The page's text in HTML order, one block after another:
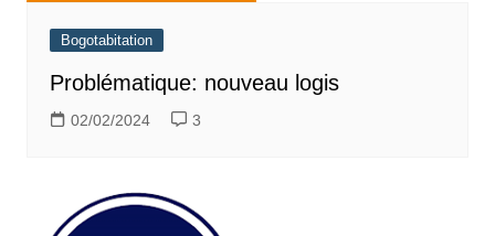
Bogotabitation
Problématique: nouveau logis
02/02/2024 3